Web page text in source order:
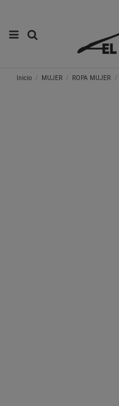
Inicio MUJER ROPA MUJER